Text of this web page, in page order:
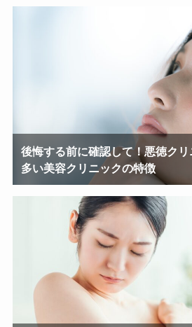
後悔する前に確認して！悪徳ク
多い美容クリニックの特徴